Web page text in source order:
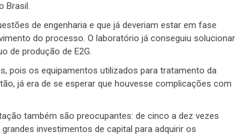
Brasil.
de engenharia e que já deveriam estar em fase
do processo. O laboratório já conseguiu solucionar
de produção de E2G.
pois os equipamentos utilizados para tratamento da
já era de se esperar que houvesse complicações com
também são preocupantes: de cinco a dez vezes
investimentos de capital para adquirir os